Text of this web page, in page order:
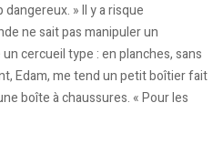
» Il y a risque
ne sait pas manipuler un
cercueil type : en planches, sans
Edam, me tend un petit boîtier fait
boîte à chaussures. « Pour les